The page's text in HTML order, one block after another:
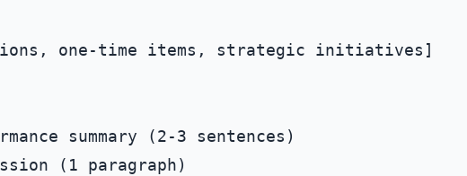
one-time items, strategic initiatives]
summary (2-3 sentences)
(1 paragraph)